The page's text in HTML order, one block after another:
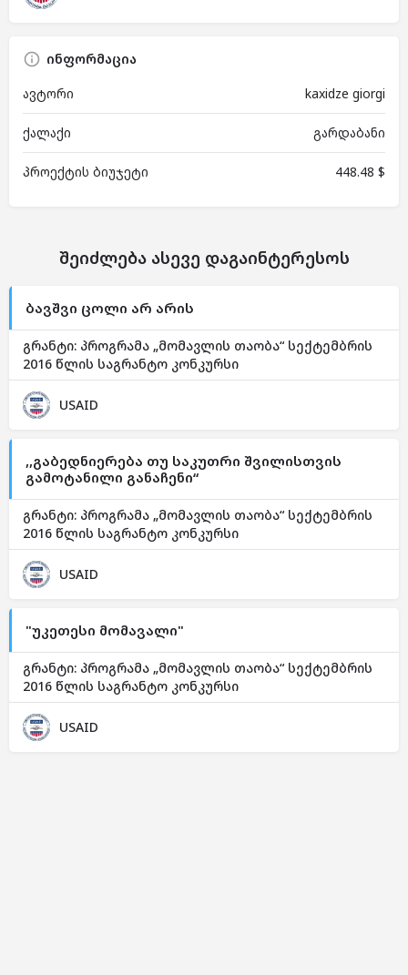
ინფორმაცია
ავტორი
kaxidze giorgi
ქალაქი გარდაბანი
პროექტის ბიუჯეტი 448.48 $
შეიძლება ასევე დაგაინტერესოს
ბავშვი ცოლი არ არის
გრანტი: პროგრამა „მომავლის თაობა“ სექტემბრის
2016 წლის საგრანტო კონკურსი
USAID
,,გაბედნიერება თუ საკუთრი შვილისთვის
გამოტანილი განაჩენი“
გრანტი: პროგრამა „მომავლის თაობა“ სექტემბრის
2016 წლის საგრანტო კონკურსი
USAID
"უკეთესი მომავალი"
გრანტი: პროგრამა „მომავლის თაობა“ სექტემბრის
2016 წლის საგრანტო კონკურსი
USAID